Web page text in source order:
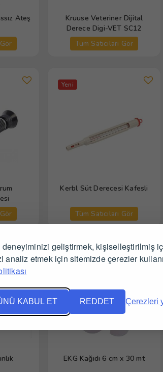
deneyiminizi geliştirmek, kişiselleştirilmiş
analiz etmek için sitemizde çerezler
KABUL ET REDDET Çerezleri
Ateş
Kruuse Veteriner Dijital
Derece Digi-VET SC12
Tüm Satıcıları Gör
Yeni
Kerbl Süt Derecesi Kafesli
Tüm Satıcıları Gör
EKG Kağıdı 6 cm x 30 mt